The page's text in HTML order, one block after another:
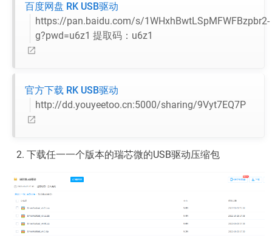
百度网盘 RK USB驱动
https://pan.baidu.com/s/1WHxhBwtLSpMFWFBzpbr2-
g?pwd=u6z1 提取码：u6z1
官方下载 RK USB驱动
http://dd.youyeetoo.cn:5000/sharing/9Vyt7EQ7P
下载任一一个版本的瑞芯微的USB驱动压缩包